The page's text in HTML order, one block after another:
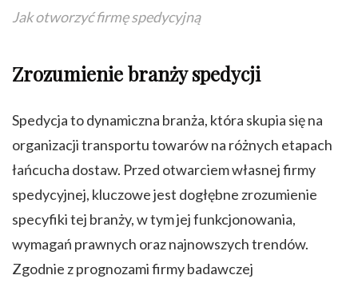
Jak otworzyć firmę spedycyjną
Zrozumienie branży spedycji
Spedycja to dynamiczna branża, która skupia się na
organizacji transportu towarów na różnych etapach
łańcucha dostaw. Przed otwarciem własnej firmy
spedycyjnej, kluczowe jest dogłębne zrozumienie
specyfiki tej branży, w tym jej funkcjonowania,
wymagań prawnych oraz najnowszych trendów.
Zgodnie z prognozami firmy badawczej